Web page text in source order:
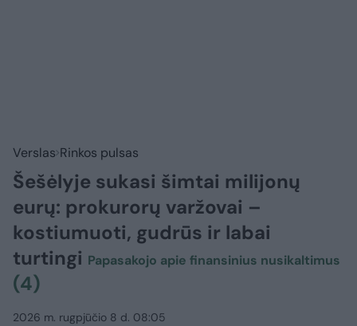
Verslas Rinkos pulsas
Šešėlyje sukasi šimtai milijonų
eurų: prokurorų varžovai –
kostiumuoti, gudrūs ir labai
turtingi Papasakojo apie finansinius nusikaltimus
(4)
2026 m. rugpjūčio 8 d. 08:05